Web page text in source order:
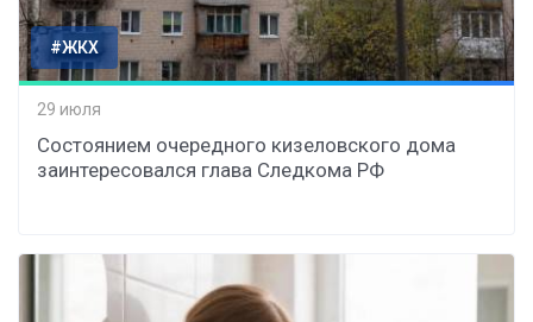
#ЖКХ
29 июля
Состоянием очередного кизеловского дома
заинтересовался глава Следкома РФ